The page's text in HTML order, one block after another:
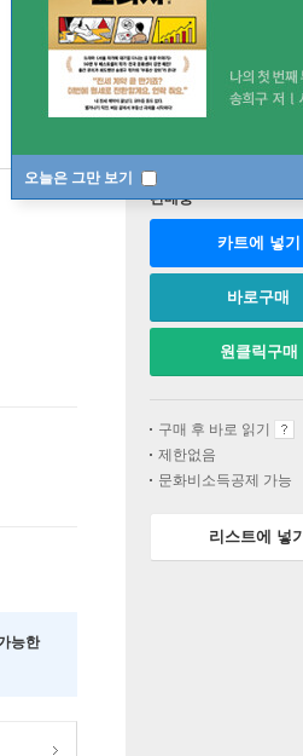
오늘은 그만 보기
능한
판매중
카트에 넣기
바로구매
원클릭구매
구매 후 바로 읽기
제한없음
문화비소득공제 가능
리스트에 넣기